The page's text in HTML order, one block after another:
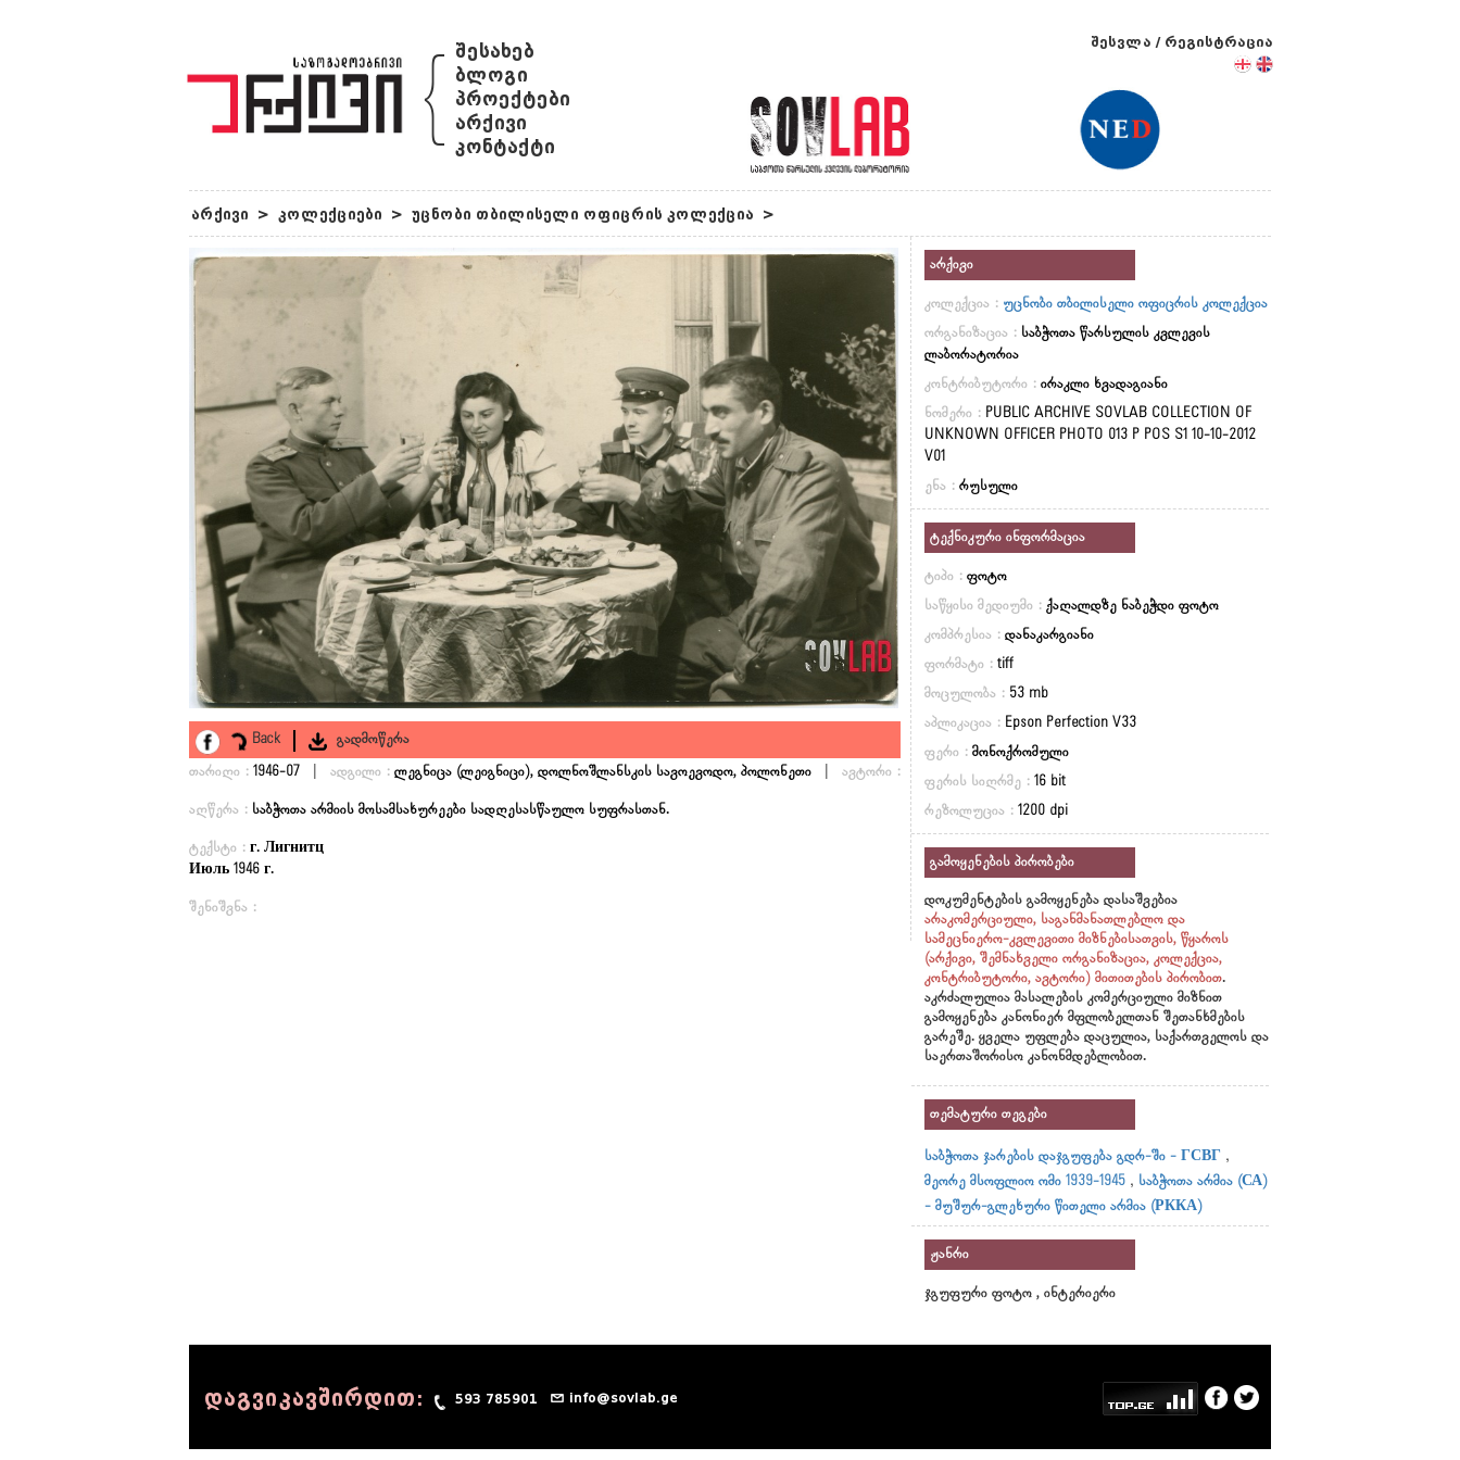
{ შესახებ
ბლოგი
პროექტები
არქივი
კონტაქტი
შესვლა / რეგისტრაცია
არქივი > კოლექციები > უცნობი თბილისელი ოფიცრის კოლექცია >
Back გადმოწერა
თარიღი : 1946-07 | ადგილი : ლეგნიცა (ლეიგნიცი), დოლნოშლანსკის სავოევოდო, პოლონეთი | ავტორი :
აღწერა : საბჭოთა არმიის მოსამსახურეები სადღესასწაულო სუფრასთან.
ტექსტი : г. Лигнитц
Июль 1946 г.
შენიშვნა :
არქივი
კოლექცია : უცნობი თბილისელი ოფიცრის კოლექცია
ორგანიზაცია : საბჭოთა წარსულის კვლევის
ლაბორატორია
კონტრიბუტორი : ირაკლი ხვადაგიანი
ნომერი : PUBLIC ARCHIVE SOVLAB COLLECTION OF
UNKNOWN OFFICER PHOTO 013 P POS S1 10-10-2012
V01
ენა : რუსული
ტექნიკური ინფორმაცია
ტიპი : ფოტო
საწყისი მედიუმი : ქაღალდზე ნაბეჭდი ფოტო
კომპრესია : დანაკარგიანი
ფორმატი : tiff
მოცულობა : 53 mb
აპლიკაცია : Epson Perfection V33
ფერი : მონოქრომული
ფერის სიღრმე : 16 bit
რეზოლუცია : 1200 dpi
გამოყენების პირობები
დოკუმენტების გამოყენება დასაშვებია
არაკომერციული, საგანმანათლებლო და
სამეცნიერო-კვლევითი მიზნებისათვის, წყაროს
(არქივი, შემნახველი ორგანიზაცია, კოლექცია,
კონტრიბუტორი, ავტორი) მითითების პირობით.
აკრძალულია მასალების კომერციული მიზნით
გამოყენება კანონიერ მფლობელთან შეთანხმების
გარეშე. ყველა უფლება დაცულია, საქართველოს და
საერთაშორისო კანონმდებლობით.
თემატური თეგები
საბჭოთა ჯარების დაჯგუფება გდრ-ში - ГСВГ ,
მეორე მსოფლიო ომი 1939-1945 , საბჭოთა არმია (СА)
- მუშურ-გლეხური წითელი არმია (РККА)
ჟანრი
ჯგუფური ფოტო , ინტერიერი
დაგვიკავშირდით: 593 785901 info@sovlab.ge